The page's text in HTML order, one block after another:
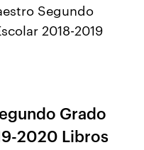
Segundo
2018-2019
Grado
2020 Libros